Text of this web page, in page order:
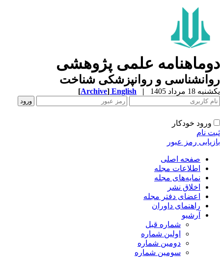
علمی پژوهشی
و روانپزشکی شناخت
18 مرداد 1405 |
English
[Archive]
ورود خودکار
نام
رمز عبور
صفحه اصلی
اطلاعات مجله
نمایه‌های مجله
اخلاق نشر
اعضای دفتر مجله
راهنمای داوران
آرشیو
شماره قبل
اولین شماره
دومین شماره
سومین شماره